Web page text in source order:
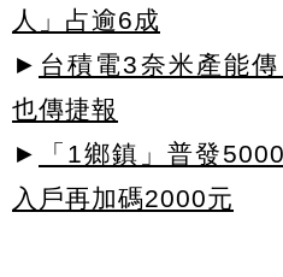
人」占逾6成
► 台積電3奈米產能
也傳捷報
►
「1鄉鎮」普發
入戶再加碼2000元